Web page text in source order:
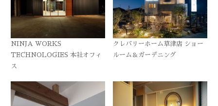
NINJA WORKS
TECHNOLOGIES 本社オフィ
ス
クレバリーホーム草津店 ショー
ルーム＆ガーデニング